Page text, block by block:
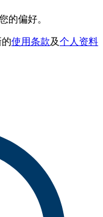
的偏好。
使用条款及个人资料